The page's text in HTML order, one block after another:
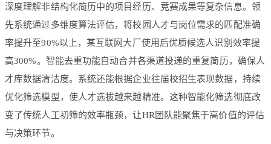
深度理解非结构化简历中的项目经历、竞赛成果等复杂信息。领
先系统通过多维度算法评估，将校园人才与岗位需求的匹配准确
率提升至90%以上，某互联网大厂使用后优质候选人识别效率提
高300%。智能去重功能自动合并各渠道投递的重复简历，确保人
才库数据清洁度。系统还能根据企业往届校招生表现数据，持续
优化筛选模型，使人才选拔越来越精准。这种智能化筛选彻底改
变了传统人工初筛的效率瓶颈，让HR团队能聚焦于高价值的评估
与决策环节。